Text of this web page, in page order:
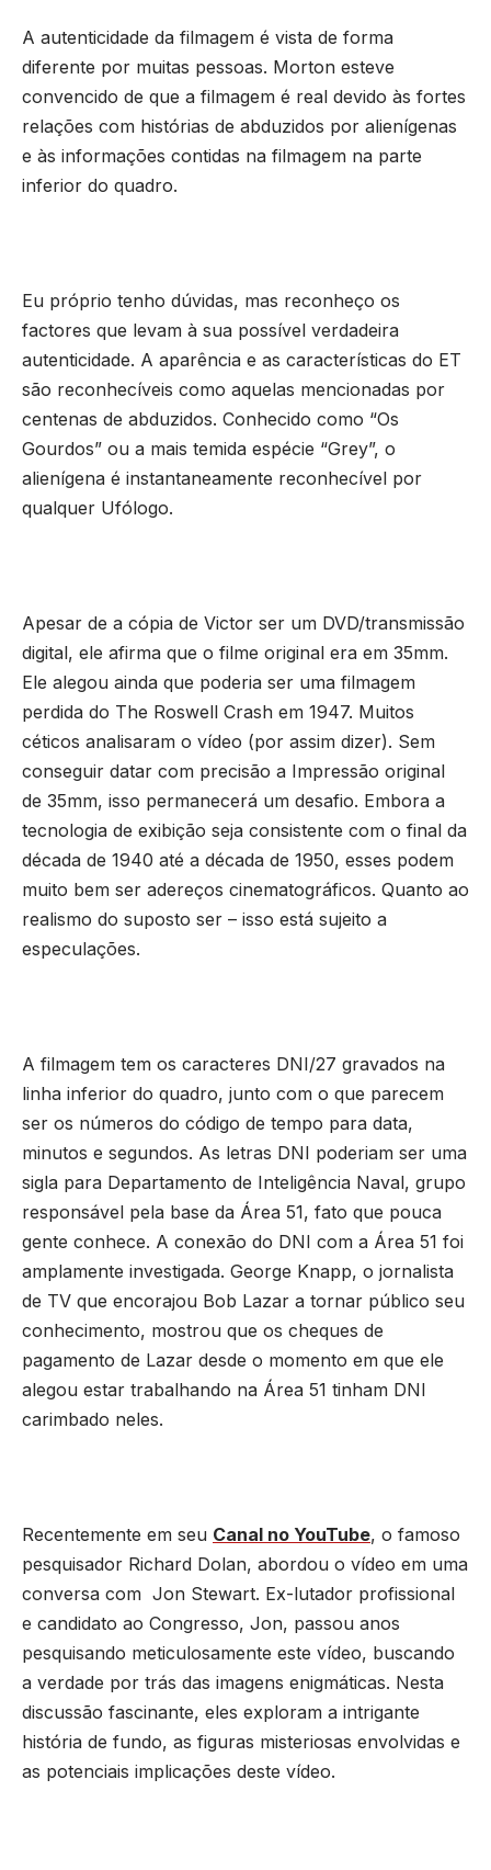
A autenticidade da filmagem é vista de forma
diferente por muitas pessoas. Morton esteve
convencido de que a filmagem é real devido às fortes
relações com histórias de abduzidos por alienígenas
e às informações contidas na filmagem na parte
inferior do quadro.
Eu próprio tenho dúvidas, mas reconheço os
factores que levam à sua possível verdadeira
autenticidade. A aparência e as características do ET
são reconhecíveis como aquelas mencionadas por
centenas de abduzidos. Conhecido como “Os
Gourdos” ou a mais temida espécie “Grey”, o
alienígena é instantaneamente reconhecível por
qualquer Ufólogo.
Apesar de a cópia de Victor ser um DVD/transmissão
digital, ele afirma que o filme original era em 35mm.
Ele alegou ainda que poderia ser uma filmagem
perdida do The Roswell Crash em 1947. Muitos
céticos analisaram o vídeo (por assim dizer). Sem
conseguir datar com precisão a Impressão original
de 35mm, isso permanecerá um desafio. Embora a
tecnologia de exibição seja consistente com o final da
década de 1940 até a década de 1950, esses podem
muito bem ser adereços cinematográficos. Quanto ao
realismo do suposto ser – isso está sujeito a
especulações.
A filmagem tem os caracteres DNI/27 gravados na
linha inferior do quadro, junto com o que parecem
ser os números do código de tempo para data,
minutos e segundos. As letras DNI poderiam ser uma
sigla para Departamento de Inteligência Naval, grupo
responsável pela base da Área 51, fato que pouca
gente conhece. A conexão do DNI com a Área 51 foi
amplamente investigada. George Knapp, o jornalista
de TV que encorajou Bob Lazar a tornar público seu
conhecimento, mostrou que os cheques de
pagamento de Lazar desde o momento em que ele
alegou estar trabalhando na Área 51 tinham DNI
carimbado neles.
Recentemente em seu Canal no YouTube, o famoso
pesquisador Richard Dolan, abordou o vídeo em uma
conversa com Jon Stewart. Ex-lutador profissional
e candidato ao Congresso, Jon, passou anos
pesquisando meticulosamente este vídeo, buscando
a verdade por trás das imagens enigmáticas. Nesta
discussão fascinante, eles exploram a intrigante
história de fundo, as figuras misteriosas envolvidas e
as potenciais implicações deste vídeo.